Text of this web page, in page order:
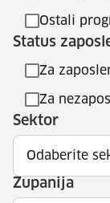
Ostali
Status
Za
Za
Sektor
Odaberite
Županija